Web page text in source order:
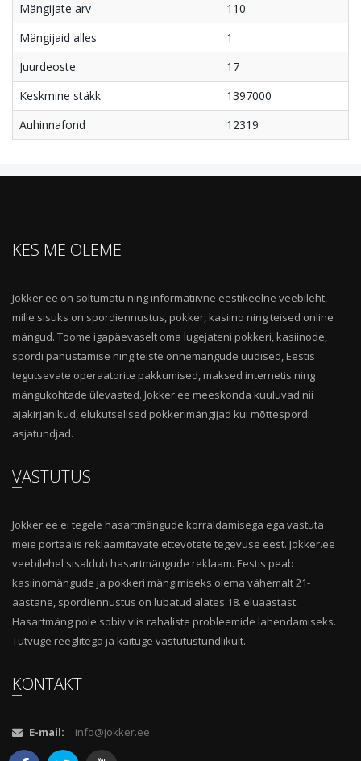
Mängijate arv
110
Mängijaid alles
1
Juurdeoste
17
Keskmine stäkk
1397000
Auhinnafond
12319
KES ME OLEME
Jokker.ee on sõltumatu ning informatiivne eestikeelne veebileht,
mille sisuks on spordiennustus, pokker, kasiino ning teised online
mängud. Toome igapäevaselt oma lugejateni pokkeri, kasiinode,
spordi panustamise ning teiste õnnemängude uudised, Eestis
tegutsevate operaatorite pakkumised, maksed internetis ning
mängukohtade ülevaated. Jokker.ee meeskonda kuuluvad nii
ajakirjanikud, elukutselised pokkerimängijad kui mõttespordi
asjatundjad.
VASTUTUS
Jokker.ee ei tegele hasartmängude korraldamisega ega vastuta
meie portaalis reklaamitavate ettevõtete tegevuse eest. Jokker.ee
veebilehel sisaldub hasartmängude reklaam. Eestis peab
kasiinomängude ja pokkeri mängimiseks olema vähemalt 21-
aastane, spordiennustus on lubatud alates 18. eluaastast.
Hasartmäng pole sobiv viis rahaliste probleemide lahendamiseks.
Tutvuge reeglitega ja käituge vastutustundlikult.
KONTAKT
E-mail: info@jokker.ee